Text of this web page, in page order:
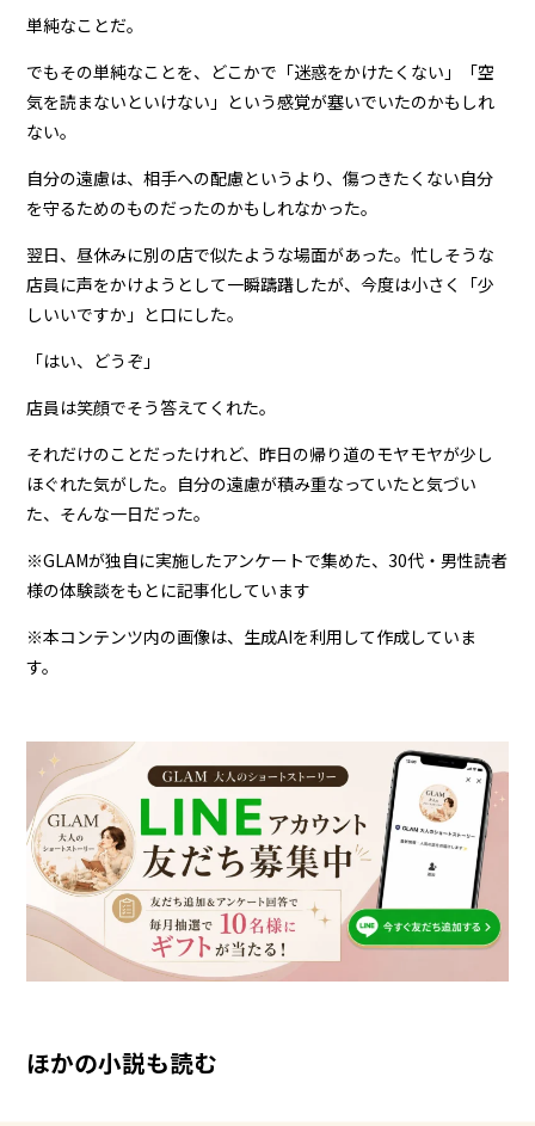
単純なことだ。
でもその単純なことを、どこかで「迷惑をかけたくない」「空
気を読まないといけない」という感覚が塞いでいたのかもしれ
ない。
自分の遠慮は、相手への配慮というより、傷つきたくない自分
を守るためのものだったのかもしれなかった。
翌日、昼休みに別の店で似たような場面があった。忙しそうな
店員に声をかけようとして一瞬躊躇したが、今度は小さく「少
しいいですか」と口にした。
「はい、どうぞ」
店員は笑顔でそう答えてくれた。
それだけのことだったけれど、昨日の帰り道のモヤモヤが少し
ほぐれた気がした。自分の遠慮が積み重なっていたと気づい
た、そんな一日だった。
※GLAMが独自に実施したアンケートで集めた、30代・男性読者
様の体験談をもとに記事化しています
※本コンテンツ内の画像は、生成AIを利用して作成していま
す。
ほかの小説も読む